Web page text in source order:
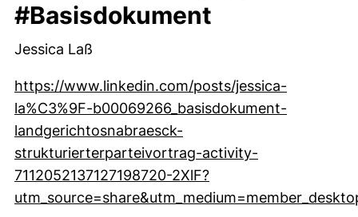
#Basisdokument
Jessica Laß
https://www.linkedin.com/posts/jessica-
la%C3%9F-b00069266_basisdokument-
landgerichtosnabraesck-
strukturierterparteivortrag-activity-
7112052137127198720-2XlF?